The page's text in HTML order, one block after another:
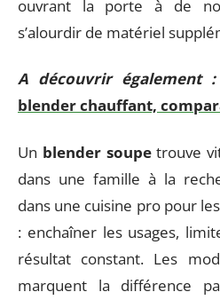
ouvrant la porte à de
s’alourdir de matériel
A découvrir également :
blender chauffant,
Un blender soupetrouve
dans une famille à la
dans une cuisine pro pour
: enchaîner les usages,
résultat constant. Les
marquent la différence